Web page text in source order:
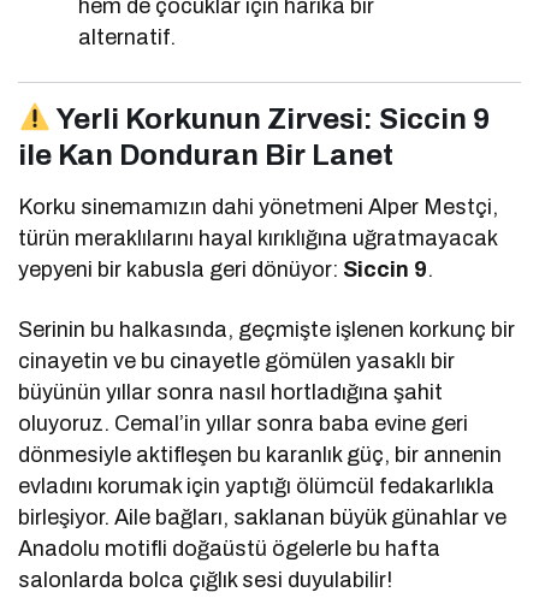
hem de çocuklar için harika bir
alternatif.
Yerli Korkunun Zirvesi: Siccin 9
ile Kan Donduran Bir Lanet
Korku sinemamızın dahi yönetmeni Alper Mestçi,
türün meraklılarını hayal kırıklığına uğratmayacak
yepyeni bir kabusla geri dönüyor: Siccin 9.
Serinin bu halkasında, geçmişte işlenen korkunç bir
cinayetin ve bu cinayetle gömülen yasaklı bir
büyünün yıllar sonra nasıl hortladığına şahit
oluyoruz. Cemal’in yıllar sonra baba evine geri
dönmesiyle aktifleşen bu karanlık güç, bir annenin
evladını korumak için yaptığı ölümcül fedakarlıkla
birleşiyor. Aile bağları, saklanan büyük günahlar ve
Anadolu motifli doğaüstü ögelerle bu hafta
salonlarda bolca çığlık sesi duyulabilir!